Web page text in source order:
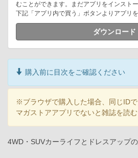
むことができます。まだアプリをインスト
下記「アプリ内で買う」ボタンよりアプリ
ダウンロード
購入前に目次をご確認ください
※ブラウザで購入した場合、同じID
マガストアアプリでないと雑誌を読む
4WD・SUVカーライフとドレスアップ